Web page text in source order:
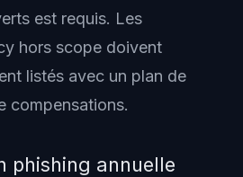
est requis. Les
hors scope doivent
listés avec un plan de
compensations.
phishing annuelle